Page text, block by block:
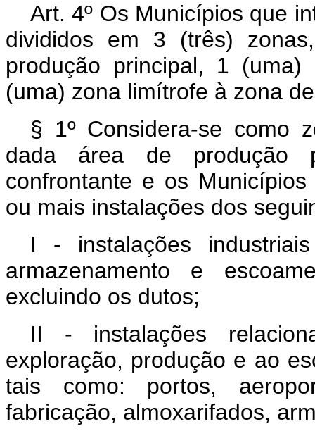
Art. 4º Os Municípios que
divididos em 3 (três)
produção principal, 1
(uma) zona limítrofe à zona
§ 1º Considera-se como
dada área de produção
confrontante e os
ou mais instalações dos
I - instalações
armazenamento e
excluindo os dutos;
II - instalações
exploração, produção e ao
tais como: portos,
fabricação, almoxarifados,